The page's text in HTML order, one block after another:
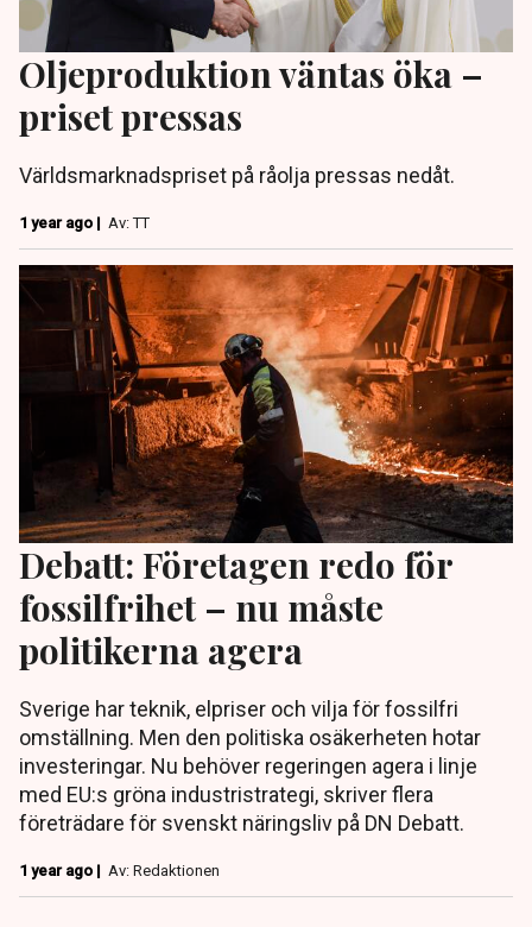
Oljeproduktion väntas öka –
priset pressas
Världsmarknadspriset på råolja pressas nedåt.
1 year ago | Av: TT
Debatt: Företagen redo för
fossilfrihet – nu måste
politikerna agera
Sverige har teknik, elpriser och vilja för fossilfri
omställning. Men den politiska osäkerheten hotar
investeringar. Nu behöver regeringen agera i linje
med EU:s gröna industristrategi, skriver flera
företrädare för svenskt näringsliv på DN Debatt.
1 year ago | Av: Redaktionen